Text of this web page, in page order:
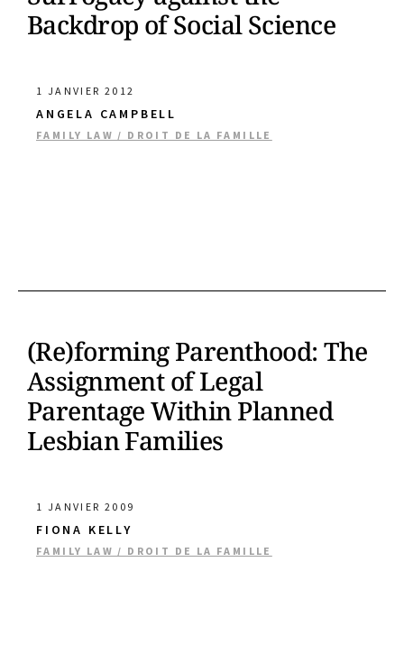
Backdrop of Social Science
1 JANVIER 2012
ANGELA CAMPBELL
FAMILY LAW / DROIT DE LA FAMILLE
(Re)forming Parenthood: The
Assignment of Legal
Parentage Within Planned
Lesbian Families
1 JANVIER 2009
FIONA KELLY
FAMILY LAW / DROIT DE LA FAMILLE